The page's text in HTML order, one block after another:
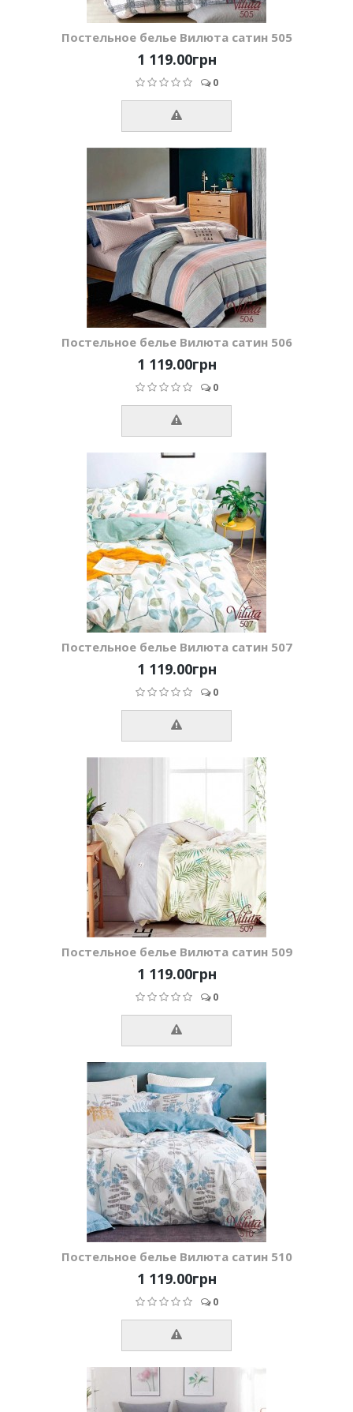
Постельное белье Вилюта сатин 505
1 119.00грн
0
Постельное белье Вилюта сатин 506
1 119.00грн
0
Постельное белье Вилюта сатин 507
1 119.00грн
0
Постельное белье Вилюта сатин 509
1 119.00грн
0
Постельное белье Вилюта сатин 510
1 119.00грн
0